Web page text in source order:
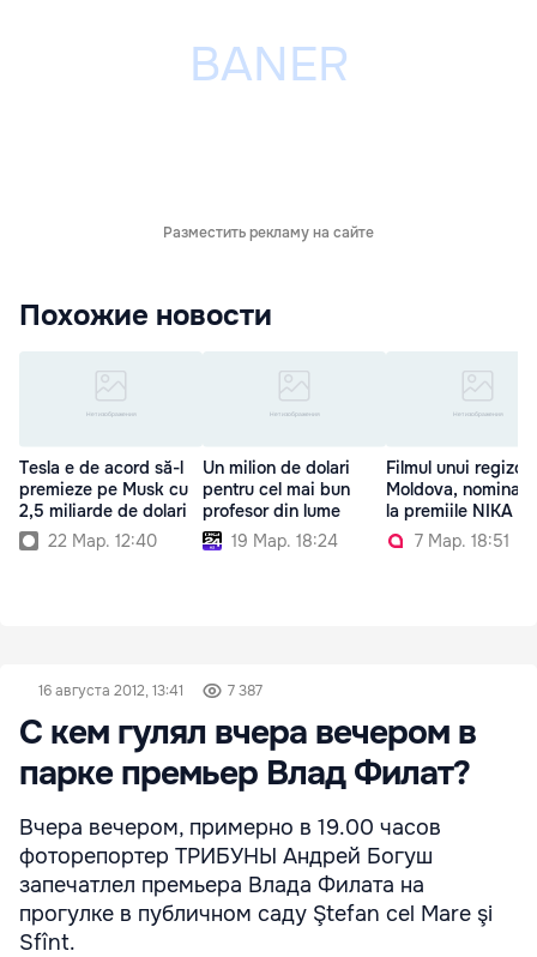
Разместить рекламу на сайте
Похожие новости
Tesla e de acord să-l
premieze pe Musk cu
2,5 miliarde de dolari
22 Мар. 12:40
Un milion de dolari
pentru cel mai bun
profesor din lume
19 Мар. 18:24
Filmul unui regizor
Moldova,
la premiile NIKA
7 Мар. 18:51
16 августа 2012, 13:41 7 387
С кем гулял вчера вечером в
парке премьер Влад Филат?
Вчера вечером, примерно в 19.00 часов
фоторепортер ТРИБУНЫ Андрей Богуш
запечатлел премьера Влада Филата на
прогулке в публичном саду Ştefan cel Mare şi
Sfînt.